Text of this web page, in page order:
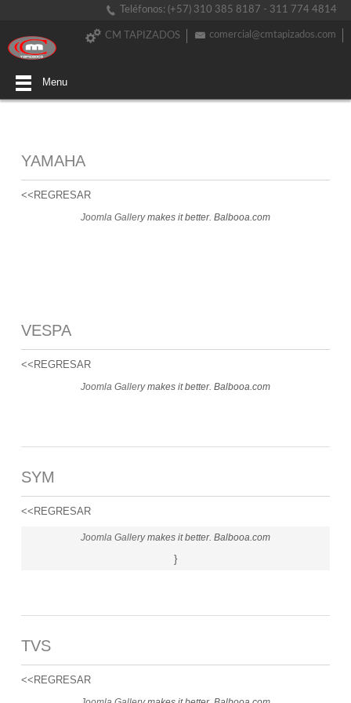
Teléfonos: (+57) 310 385 8187 - 311 774 4814
comercial@cmtapizados.com
CM TAPIZADOS
Menu
YAMAHA
<<REGRESAR
Joomla Gallerymakes it better. Balbooa.com
VESPA
<<REGRESAR
Joomla Gallerymakes it better. Balbooa.com
SYM
<<REGRESAR
Joomla Gallerymakes it better. Balbooa.com
}
TVS
<<REGRESAR